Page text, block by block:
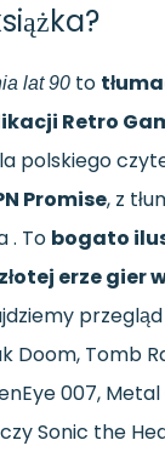
lat 90 to
Retro
polskiego
Promise, z
. To bogato
erze gier
Doom, Tomb
007,
Sonic the